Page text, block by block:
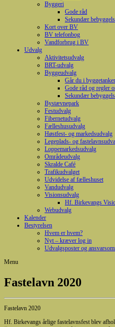
Byggeri
Gode råd
Sekundær
Kort over BV
BV telefonbog
Vandforbrug i BV
Udvalg
Aktivitetsudvalg
BRT-udvalg
Byggeudvalg
Går du i
Gode råd og regler
Sekundær
Bystævnepark
Festudvalg
Fibernetudvalg
Fælleshusudvalg
Høstfest- og markedsudvalg
Legeplads- og
Loppemarkedsudvalg
Områdeudvalg
Skralde Café
Trafikudvalget
Udvidelse af fælleshuset
Vandudvalg
Visionsudvalg
Hf. Birkevangs
Webudvalg
Kalender
Bestyrelsen
Hvem er hvem?
Nyt – kræver log in
Udvalgsposter og
Menu
Fastelavn 2020
Fastelavn 2020
Hf. Birkevangs årlige fastelavnsfest blev